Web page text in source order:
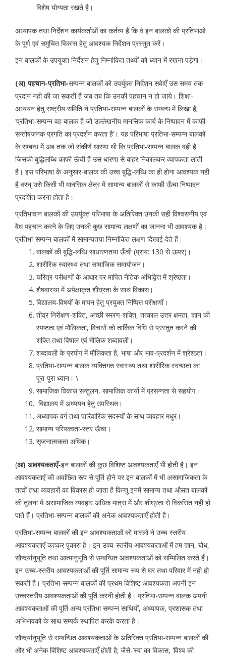
विशेष योग्यता रखते है।
अध्यापक तथा निर्देशन कार्यकर्ताओं का कर्तव्य है कि वे इन बालकों की प्रतिभाओं
के पूर्ण एवं समुचित विकास हेतु आवश्यक निर्देशन प्रस्तुत करें।
इन बालकों के उपयुक्त निर्देशन हेतु निम्नांकित तथ्यों को ध्यान में रखना पड़ेगा।
(अ) पहचान-प्रतिभा-सम्पन्न बालकों को उपर्युक्त निर्देशन सवेाएँ उस समय तक
प्रदान नही की जा सकती है जब तब कि उनकी पहचान न हो जाये। शिक्षा-
अध्ययन हेतु राष्ट्रीय समिति ने प्रतिभा-सम्पन्न बालकों के सम्बन्ध में लिखा है;
‘प्रतिभा-सम्पन्न वह बालक है जो उल्लेखनीय मानसिक कार्य के निष्पादन में काफी
सन्तोषजनक प्रगति का प्रदर्शन करता है’। यह परिभाषा प्रतिभा-सम्पन्न बालकों
के सम्बन्ध में अब तक जो संकीर्ण धारणा थी कि प्रतिभा-सम्पन्न बालक वही है
जिसकी बुद्धिलब्धि काफी ऊॅची है उस धारणा से बाहर निकालकर व्यापकता लाती
है। इस परिभाषा के अनुसार-बालक की उच्च बुद्धि-लब्धि का ही होना आवश्यक नही
है वरन् उसे किसी भी मानसिक क्षेत्र में सामान्य बालकों से काफी ऊँचा निष्पादन
प्रदर्शित करना होता है।
प्रतिभावान बालकों की उपर्युक्त परिभाषा के अतिरिक्त उनकी सही विश्वसनीय एवं
वैध पहचान करने के लिए उनकी कुछ सामान्य लक्षणों का जानना भी आवश्यक है।
प्रतिभा-सम्पन्न बालकों में सामान्यतया निम्नांकित लक्षण दिखाई देते हैं :
बालकों की बुद्धि-लब्धि साधारणतया ऊँची (प्राय: 130 से ऊपर)।
शारीरिक स्वास्थ्य तथा सामाजिक समायोजन।
चरित्र-परीक्षणों के आधार पर मापित नैतिक अभिवृित्त में श्रेष्ठता।
शैषवास्था में अपेक्षाकृत शीघ्रता के साथ विकास।
विद्यालय-विषयों के मापन हेतु प्रयुक्त निष्पित्त परीक्षणों।
तीव्र निरीक्षण-शक्ति, अच्छी स्मरण-शक्ति, तत्काल उत्तर क्षमता, ज्ञान की
स्पष्टता एवं मौलिकता, विचारों को तार्किक विधि से प्रस्तुत करने की
शक्ति तथा विषाल एवं मौलिक शब्दावली।
शब्दावली के प्रयोग में मौलिकता है, भाषा और भाव-प्रदर्शन में श्रेश्ठता।
प्रतिभा-सम्पन्न बालक व्यक्तिगत स्वास्थ्य तथा शारीरिक स्वच्छता का
पूरा-पूरा ध्यान। \
सामाजिक विकास सन्तुलन, सामाजिक कार्यो में प्रसन्नता से सहयोग।
विद्यालय में अध्ययन हेतु उपस्थित।
अध्यापक वर्ग तथा पारिवारिक सदस्यों के साथ व्यवहार मधुर।
सामान्य परिपक्वता-स्तर ऊँचा।
सृजनात्मकता अधिक।
(आ) आवश्यकताएँ-इन बालकों की कुछ विशिष्ट आवश्यकताएँ भी होती है। इन
आवश्यकताएँ की अवांछित रूप से पूर्ति होने पर इन बालकों में भी असामाजिकता के
तत्वों तथा व्यवहारों का विकास हो जाता है किन्तु इनमें सामान्य तथा औसत बालकों
की तुलना में असामाजिक व्यवहार अधिक मात्रा में और शीघ्रता से विकसित नही हो
पाते हैं। प्रतिभा-सम्पन्न बालकों की अनेक आवश्यकताएँ होती है।
प्रतिभा-सम्पन्न बालकों की इन आवश्यकताओं को मास्लो ने उच्च स्तरीय
आवश्यकताएँ कहकर पुकारा है। इन उच्च-स्तरीय आवश्यकताओं में हम ज्ञान, बोध,
सौन्दर्यानुभूति तथा आत्मानुभूति से सम्बन्धित आवश्यकताओं को सम्मिलित करते हैं।
इन उच्च-स्तरीय आवश्यकताओं की पूर्ति सामान्य रूप से घर तथा परिवार में नही हो
सकती है। प्रतिभा-सम्पन्न बालकों की प्रथम विशिष्ट आवश्यकता अपनी इन
उच्चस्तरीय आवश्यकताओं की पूर्ति करनी होती है। प्रतिभा-सम्पन्न बालक अपनी
आवश्यकताओं की पूर्ति अन्य प्रतिभा सम्पन्न साथियों, अध्यापक, प्रशासक तथा
अभिभावकों के साथ सम्पर्क स्थापित करके करता है।
सौन्दर्यानुभूति से सम्बन्धित आवश्यकताओं के अतिरिक्त प्रतिभा-सम्पन्न बालकों की
और भी अनेक विशिष्ट आवश्यकताएँ होती है; जैसे-’स्व’ का विकास, ‘विश्व की